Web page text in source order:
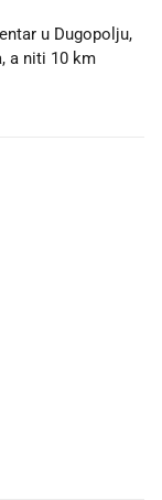
u Dugopolju,
a niti 10 km